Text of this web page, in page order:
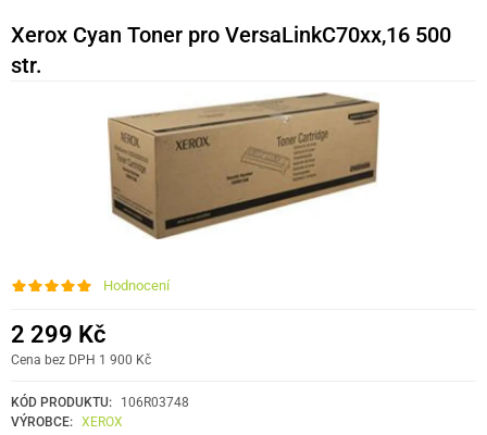
Xerox Cyan Toner pro VersaLinkC70xx,16 500
str.
Hodnocení
2 299 Kč
Cena bez DPH 1 900 Kč
KÓD PRODUKTU:
106R03748
VÝROBCE: XEROX